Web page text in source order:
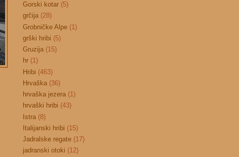
Gorski kotar (5)
grčija (28)
Grobničke Alpe (1)
grški hribi (5)
Gruzija (15)
hr (1)
Hribi (463)
Hrvaška (36)
hrvaška jezera (1)
hrvaški hribi (43)
Istra (8)
Italijanski hribi (15)
Jadralske regate (17)
jadranski otoki (12)